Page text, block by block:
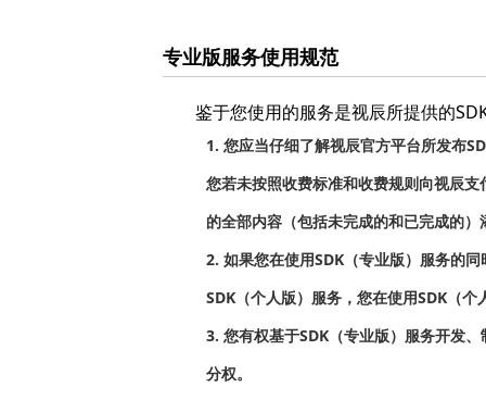
专业版服务使用规范
鉴于您使用的服务是视辰所提供的
1. 您应当仔细了解视辰官方平台所发布
您若未按照收费标准和收费规则向视辰
的全部内容（包括未完成的和已完成的
2. 如果您在使用SDK（专业版）服务的
SDK（个人版）服务，您在使用SDK（
3. 您有权基于SDK（专业版）服务开发
分权。